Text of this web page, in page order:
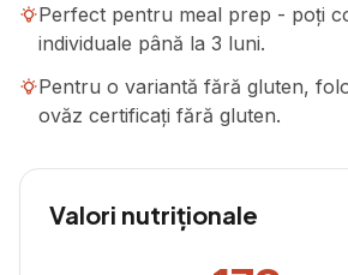
Perfect pentru meal prep - poți
individuale până la 3 luni.
Pentru o variantă fără gluten,
ovăz certificați fără gluten.
Valori nutriționale